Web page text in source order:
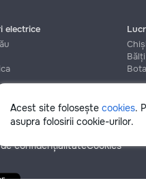
Acest site folosește cookies.
asupra folosirii cookie-urilor.
electrice
Bălți
confidențialitateCookies